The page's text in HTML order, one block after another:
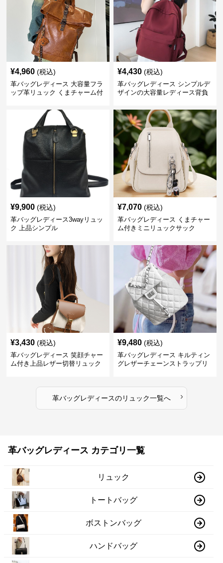
¥4,960 (税込)
革バッグレディース 大容量フラ
ップ革リュック くまチャーム付
¥4,430 (税込)
革バッグレディース シンプルデ
ザインの大容量レディース背負
¥9,900 (税込)
革バッグレディース3wayリュッ
ク 上品シンプル
¥7,070 (税込)
革バッグレディース くまチャー
ム付きミニリュックサック
¥3,430 (税込)
革バッグレディース 笑顔チャー
ム付き上品レザー切替リュック
¥9,480 (税込)
革バッグレディース キルティン
グレザーチェーンストラップリ
革バッグレディースのリュック一覧へ ›
革バッグレディース カテゴリ一覧
リュック
トートバッグ
ボストンバッグ
ハンドバッグ